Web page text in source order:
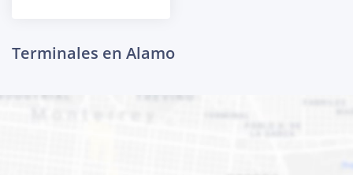
Terminales en Alamo